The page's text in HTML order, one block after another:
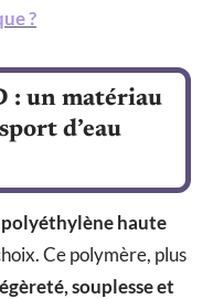
?
: un matériau
d’eau
polyéthylène haute
Ce polymère, plus
souplesse et